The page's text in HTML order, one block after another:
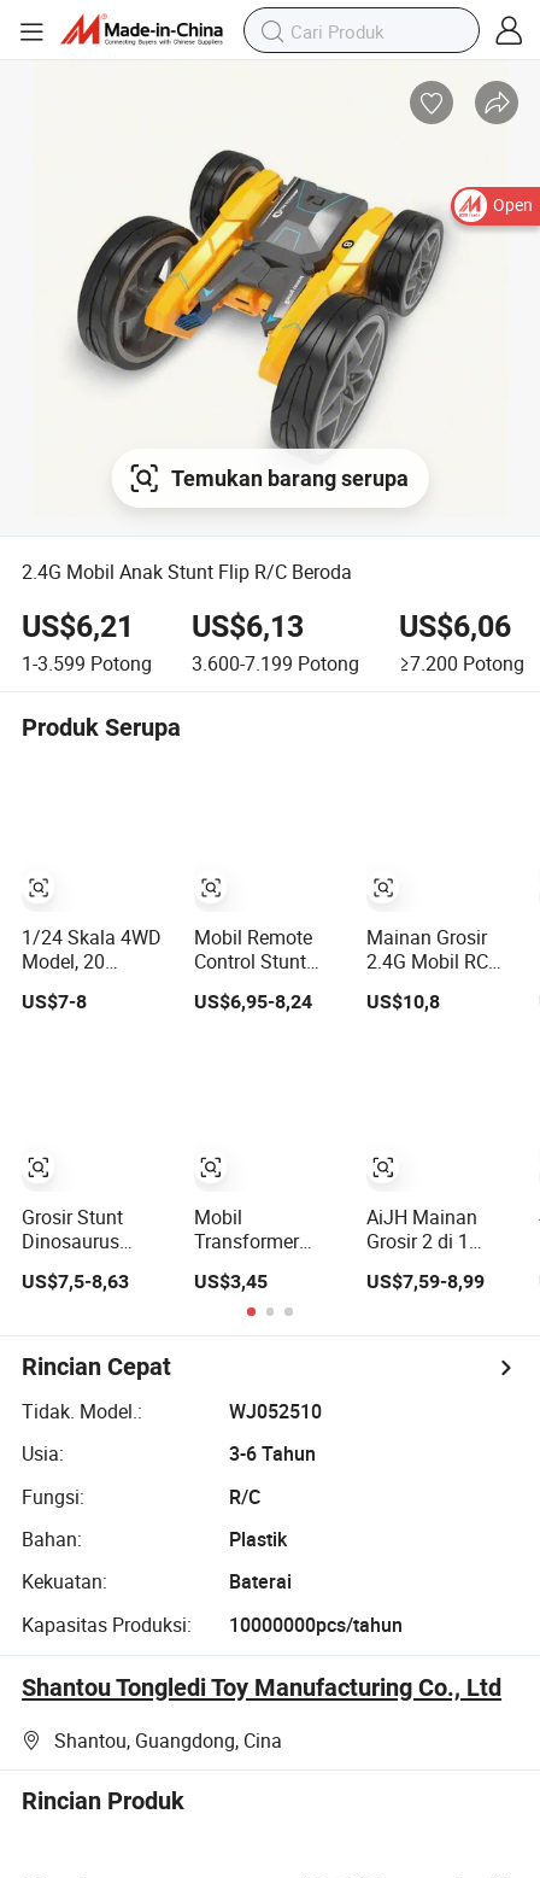
Open
Temukan barang serupa
2.4G Mobil Anak Stunt Flip R/C Beroda
US$6,21
1-3.599 Potong
US$6,13
3.600-7.199 Potong
US$6,06
≥7.200 Potong
Produk Serupa
1/24 Skala 4WD
Model, 20
Kecepatan
Km/Jam Mobil
Mainan Grosir.
Hadiah Mainan
Mobil Remote
Control
US$7-8
Grosir Stunt
Dinosaurus
Lampu LED
Mobil RC Anak-
anak
US$7,5-8,63
Mobil Remote
Control Stunt
Spray Dua Sisi
Grosir dengan
Mobil RC Anak
Penjualan Panas
2025
US$6,95-8,24
Mobil
Transformer
Terbaik Grosir 2
di 1 Mobil RC
Listrik Robot
Laki-Laki Mainan
Mobil Balap RC,
US$3,45
Mainan Grosir
2.4G Mobil RC
Disney Resmi
Zootopia Judy &
US$10,8
AiJH Mainan
Grosir 2 di 1
Suara dan
Jarak Jauh Mobil
US$7,59-8,99
Rincian Cepat
Tidak. Model.:
WJ052510
Usia:
3-6 Tahun
Fungsi:
R/C
Bahan:
Plastik
Kekuatan:
Baterai
Kapasitas Produksi:
10000000pcs/tahun
Shantou Tongledi Toy Manufacturing Co., Ltd
Shantou, Guangdong, Cina
Rincian Produk